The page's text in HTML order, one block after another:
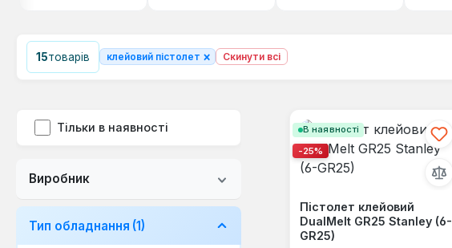
15товарів клейовий пістолет × Скинути всі
Тільки в наявності
Виробник
Тип обладнання (1)
В наявності
-25%
Пістолет клейовий
DualMelt GR25 Stanley (6-
GR25)